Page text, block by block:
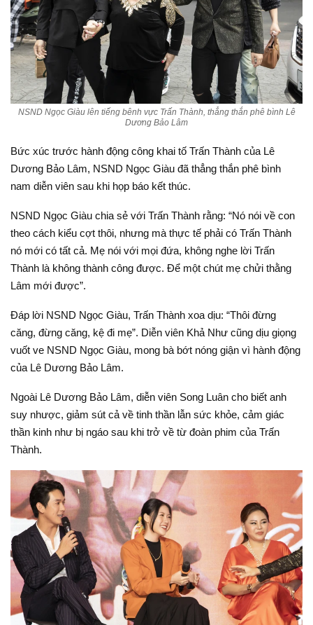
NSND Ngọc Giàu lên tiếng bênh vực Trấn Thành, thẳng thắn phê bình Lê
Dương Bảo Lâm
Bức xúc trước hành động công khai tố Trấn Thành của Lê
Dương Bảo Lâm, NSND Ngọc Giàu đã thẳng thắn phê bình
nam diễn viên sau khi họp báo kết thúc.
NSND Ngọc Giàu chia sẻ với Trấn Thành rằng: “Nó nói về con
theo cách kiểu cợt thôi, nhưng mà thực tế phải có Trấn Thành
nó mới có tất cả. Mẹ nói với mọi đứa, không nghe lời Trấn
Thành là không thành công được. Để một chút mẹ chửi thằng
Lâm mới được”.
Đáp lời NSND Ngọc Giàu, Trấn Thành xoa dịu: “Thôi đừng
căng, đừng căng, kệ đi mẹ”. Diễn viên Khả Như cũng dịu giọng
vuốt ve NSND Ngọc Giàu, mong bà bớt nóng giận vì hành động
của Lê Dương Bảo Lâm.
Ngoài Lê Dương Bảo Lâm, diễn viên Song Luân cho biết anh
suy nhược, giảm sút cả về tinh thần lẫn sức khỏe, cảm giác
thần kinh như bị ngáo sau khi trở về từ đoàn phim của Trấn
Thành.